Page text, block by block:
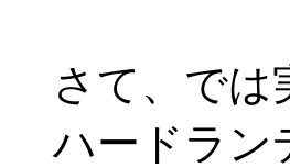
さて、では
ハードラン